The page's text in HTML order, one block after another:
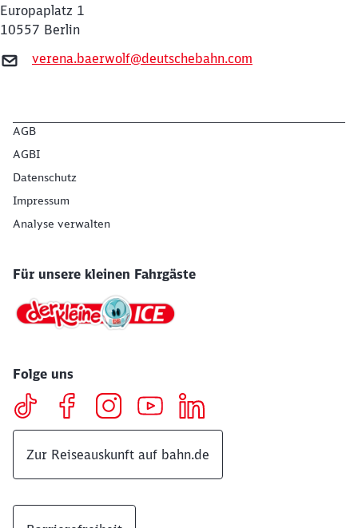
Europaplatz 1
10557 Berlin
verena.baerwolf@deutschebahn.com
AGB
AGBI
Datenschutz
Impressum
Analyse verwalten
Für unsere kleinen Fahrgäste
Folge uns
Zur Reiseauskunft auf bahn.de
Möchten Sie zuweitergeleitet
Abbrechen Weiter